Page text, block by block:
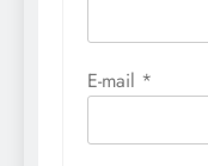
E-mail *